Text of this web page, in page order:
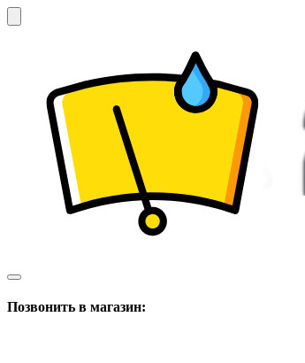
Позвонить в магазин: